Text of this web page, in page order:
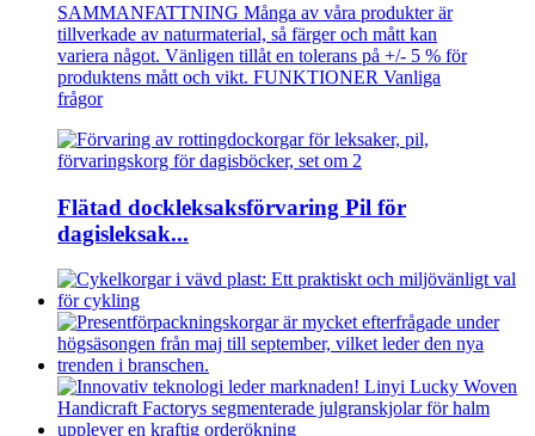
SAMMANFATTNING Många av våra produkter är
tillverkade av naturmaterial, så färger och mått kan
variera något. Vänligen tillåt en tolerans på +/- 5 % för
produktens mått och vikt. FUNKTIONER Vanliga
frågor
Flätad dockleksaksförvaring Pil för
dagisleksak...